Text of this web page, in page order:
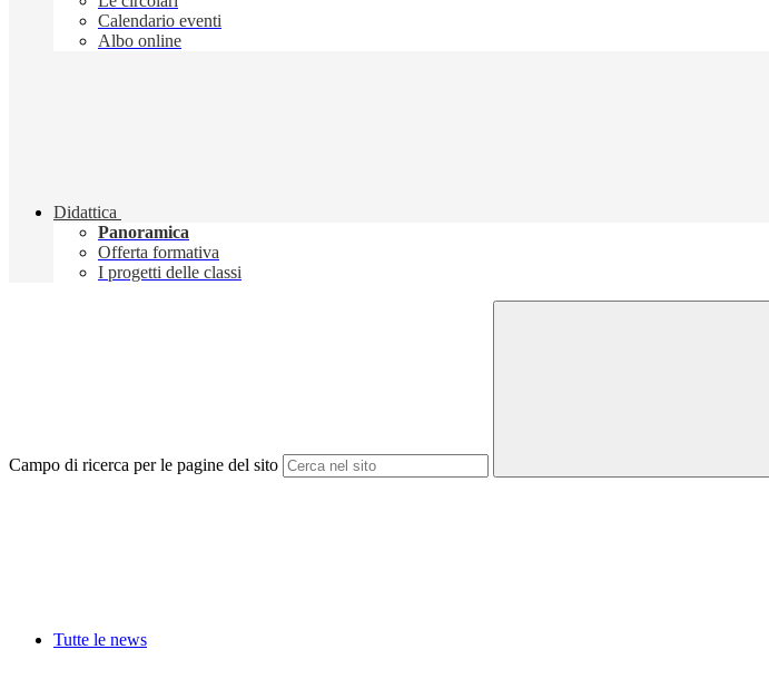
Calendario eventi
Albo online
Didattica
Panoramica
Offerta formativa
I progetti delle classi
Campo di ricerca per le pagine del sito
Tutte le news